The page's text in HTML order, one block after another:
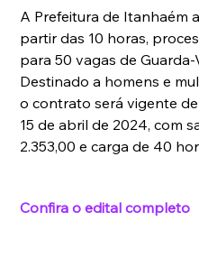
A Prefeitura de Itanhaém
partir das 10 horas,
para 50 vagas de
Destinado a homens e
o contrato será vigente
15 de abril de 2024, com
2.353,00 e carga de 40
Confira o edital completo